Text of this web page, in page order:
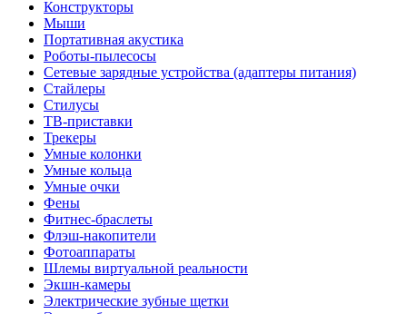
Конструкторы
Мыши
Портативная акустика
Роботы-пылесосы
Сетевые зарядные устройства (адаптеры питания)
Стайлеры
Стилусы
ТВ-приставки
Трекеры
Умные колонки
Умные кольца
Умные очки
Фены
Фитнес-браслеты
Флэш-накопители
Фотоаппараты
Шлемы виртуальной реальности
Экшн-камеры
Электрические зубные щетки